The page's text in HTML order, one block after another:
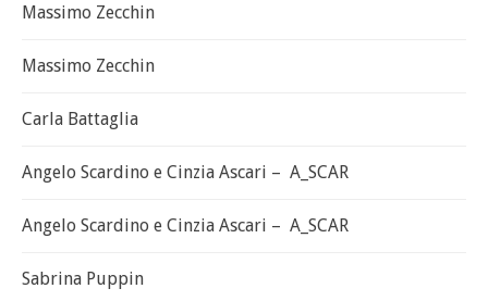
Massimo Zecchin
Massimo Zecchin
Carla Battaglia
Angelo Scardino e Cinzia Ascari – A_SCAR
Angelo Scardino e Cinzia Ascari – A_SCAR
Sabrina Puppin